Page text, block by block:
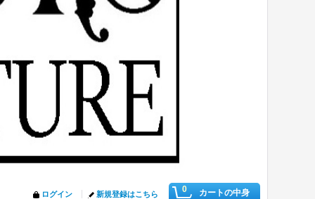
0 カートの中身
ログイン 新規登録はこちら